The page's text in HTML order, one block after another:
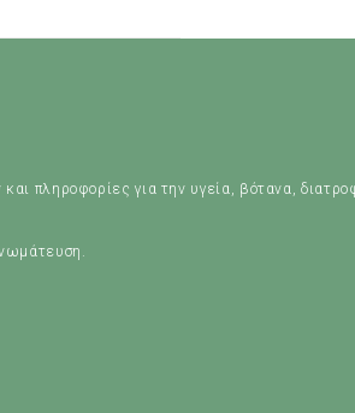
πληροφορίες για την υγεία, βότανα,